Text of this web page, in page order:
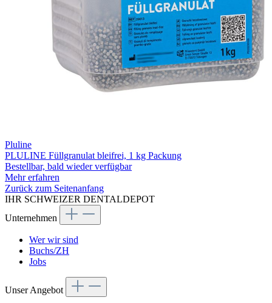
Pluline
PLULINE Füllgranulat bleifrei, 1 kg Packung
Bestellbar, bald wieder verfügbar
Mehr erfahren
Zurück zum Seitenanfang
IHR SCHWEIZER DENTALDEPOT
Unternehmen
Wer wir sind
Buchs/ZH
Jobs
Unser Angebot